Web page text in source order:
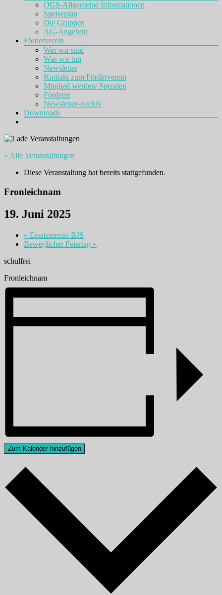
OGS-Allgemeine Informationen
Speiseplan
Die Gruppen
AG-Angebote
Förderverein
Wer wir sind
Was wir tun
Newsletter
Kontakt zum Förderverein
Mitglied werden/ Spenden
Förderer
Newsletter-Archiv
Downloads
« Alle Veranstaltungen
Diese Veranstaltung hat bereits stattgefunden.
Fronleichnam
19. Juni 2025
« Ersatztermin BJS
Beweglicher Feiertag »
schulfrei
Fronleichnam
Zum Kalender hinzufügen